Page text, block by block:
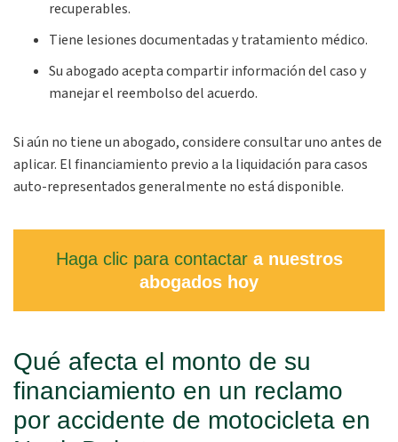
recuperables.
Tiene lesiones documentadas y tratamiento médico.
Su abogado acepta compartir información del caso y
manejar el reembolso del acuerdo.
Si aún no tiene un abogado, considere consultar uno antes de
aplicar. El financiamiento previo a la liquidación para casos
auto-representados generalmente no está disponible.
Haga clic para contactara nuestros
abogados hoy
Qué afecta el monto de su
financiamiento en un reclamo
por accidente de motocicleta en